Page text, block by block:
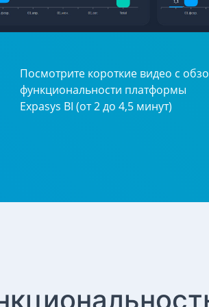
Посмотрите короткие видео с
функциональности платформы
Expasys BI (от 2 до 4,5 минут)